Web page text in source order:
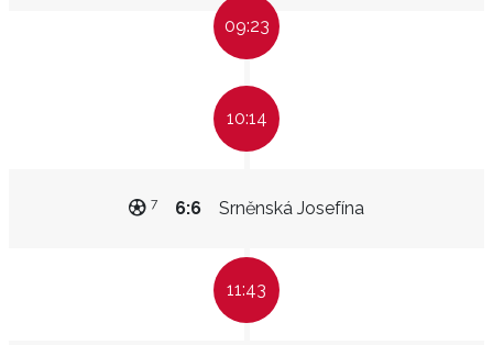
09:23
10:14
Srněnská Josefína
6:6
7
11:43